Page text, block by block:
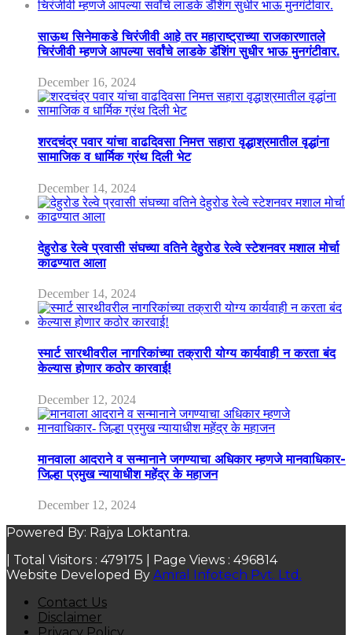
साऊथ सिनेमाकडे चिरंजीवी आहे तर महाराष्ट्राच्या राजकारणातले
चिरंजीवी म्हणजे आपल्या सर्वांचे लाडके डॅशिंग सुधीर भाऊ मुनगंटीवार.
December 16, 2024
शरदचंद्र पवार यांचा वाढदिवसा निमत्त सहारा वृद्धाश्रमातील वृद्धांना
सामाजिक व धार्मिक ग्रंथ दिली भेट
December 14, 2024
देहुरोड रेल्वे प्रवासी संघच्या वतिने देहुरोड रेल्वे स्टेशनवर मशाल मोर्चा
काढण्यात आला
December 14, 2024
स्मार्ट सारथीवरील नागरिकांच्या तक्रारी योग्य कार्यवाही न करता बंद
केल्यास होणार कठोर कारवाई!
December 12, 2024
मानवाला आदराने व सन्मानाने जगण्याचा अधिकार म्हणजे मानवाधिकार-
जिल्हा प्रमुख न्यायाधीश महेंद्र के महाजन
December 12, 2024
Powered By: Rajya Loktantra.
| Total Visitors : 479175 | Page Views : 496814
Website Developed By Amral Infotech Pvt. Ltd.
Contact Us
Disclaimer